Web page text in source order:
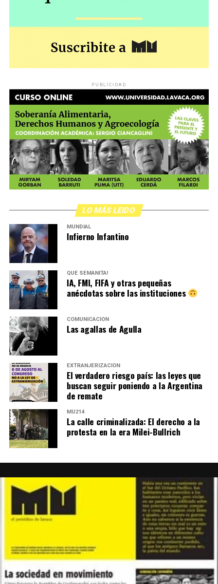
PUBLICIDAD
LO MÁS LEIDO
MUNDIAL
Infierno Infantino
QUÉ SEMANITA!
IA, FMI, FIFA y otras pequeñas
anécdotas sobre las instituciones
COMUNICACIÓN
Las agallas de Agulla
EXTRANJERIZACIÓN
El verdadero riesgo país: las leyes que
buscan seguir poniendo a la Argentina
de remate
MU214
La calle criminalizada: El derecho a la
protesta en la era Milei-Bullrich